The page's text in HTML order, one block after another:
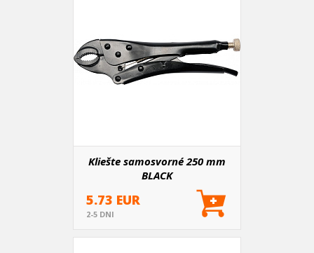
Kliešte samosvorné 250 mm
BLACK
5.73 EUR
2-5 DNI